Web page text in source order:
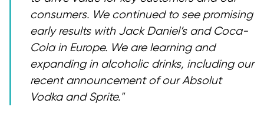
consumers. We continued to see promising
early results with Jack Daniel’s and Coca-
Cola in Europe. We are learning and
expanding in alcoholic drinks, including our
recent announcement of our Absolut
Vodka and Sprite.